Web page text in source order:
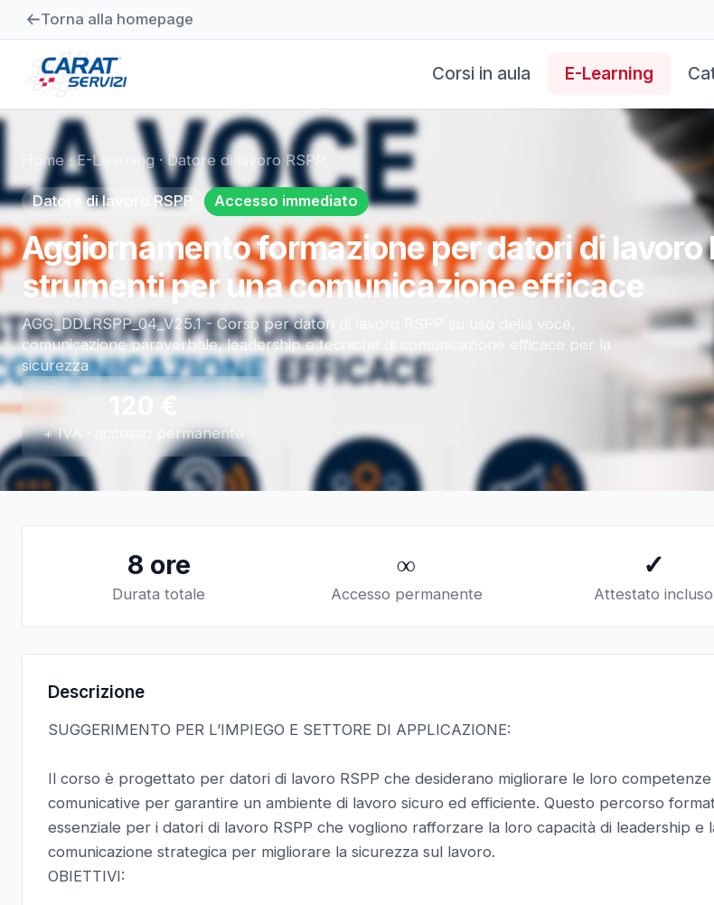
Torna alla homepage
Corsi in aula E-Learning
Home·E-Learning·Datore di lavoro RSPP
Datore di lavoro RSPP Accesso immediato
Aggiornamento formazione per datori di lavoro
strumenti per una comunicazione efficace
AGG_DDLRSPP_04_V25.1 - Corso per datori di lavoro RSPP su uso della voce,
comunicazione paraverbale, leadership e tecniche di comunicazione efficace per la
sicurezza
120 €
+ IVA · accesso permanente
8 ore
Durata totale
∞
Accesso permanente
✓
Attestato incluso
Descrizione
SUGGERIMENTO PER L’IMPIEGO E SETTORE DI APPLICAZIONE:
Il corso è progettato per datori di lavoro RSPP che desiderano migliorare le loro competenze
comunicative per garantire un ambiente di lavoro sicuro ed efficiente. Questo percorso
essenziale per i datori di lavoro RSPP che vogliono rafforzare la loro capacità di leadership e
comunicazione strategica per migliorare la sicurezza sul lavoro.
OBIETTIVI: